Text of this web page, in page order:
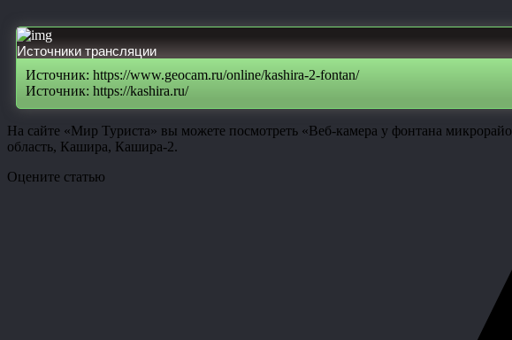
Источники трансляции
Источник: https://www.geocam.ru/online/kashira-2-fontan/
Источник: https://kashira.ru/
На сайте «Мир Туриста» вы можете посмотреть «Веб-камера у фонтана
область, Кашира, Кашира-2.
Оцените статью